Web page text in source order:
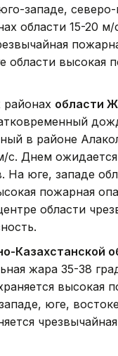
западе, северо-
области 15-20
области высокая
области
в районе
с. Днем
На юге, западе
пожарная
области
Казахстанской
жара 35-38
высокая
юге,